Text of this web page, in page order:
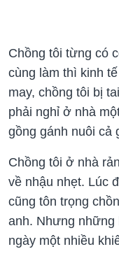
Chồng tôi từng có
cùng làm thì kinh
may, chồng tôi bị
phải nghỉ ở nhà
gồng gánh nuôi cả
Chồng tôi ở nhà
về nhậu nhẹt. Lúc
cũng tôn trọng
anh. Nhưng những
ngày một nhiều